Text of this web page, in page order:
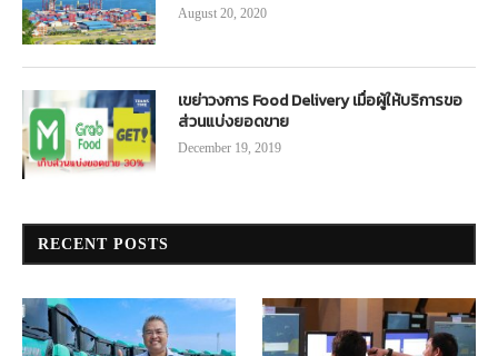
August 20, 2020
เขย่าวงการ Food Delivery เมื่อผู้ให้บริการขอ
ส่วนแบ่งยอดขาย
December 19, 2019
RECENT POSTS